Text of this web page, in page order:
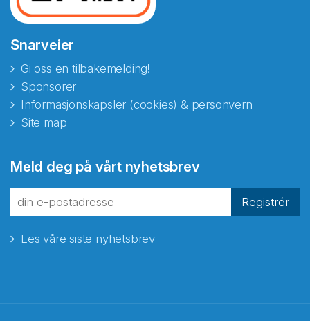
Snarveier
Gi oss en tilbakemelding!
Sponsorer
Informasjonskapsler (cookies) & personvern
Site map
Meld deg på vårt nyhetsbrev
Registrér
Les våre siste nyhetsbrev
fra Norecopa